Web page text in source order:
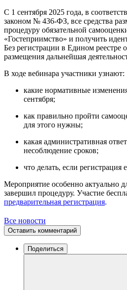
С 1 сентября 2025 года, в
законом № 436-ФЗ, все средства
процедуру обязательной
«Гостеприимство» и получить
Без регистрации в Едином реестре
размещения дальнейшая
В ходе вебинара участники узнают:
какие нормативные
сентября;
как правильно пройти
для этого нужны;
какая административная
несоблюдение сроков;
что делать, если регистрация
Мероприятие особенно актуально
завершил процедуру. Участие
предварительная регистрация.
Все новости
Оставить комментарий
Поделиться